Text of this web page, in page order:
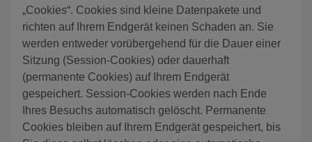
„Cookies“. Cookies sind kleine Datenpakete und
richten auf Ihrem Endgerät keinen Schaden an. Sie
werden entweder vorübergehend für die Dauer einer
Sitzung (Session-Cookies) oder dauerhaft
(permanente Cookies) auf Ihrem Endgerät
gespeichert. Session-Cookies werden nach Ende
Ihres Besuchs automatisch gelöscht. Permanente
Cookies bleiben auf Ihrem Endgerät gespeichert, bis